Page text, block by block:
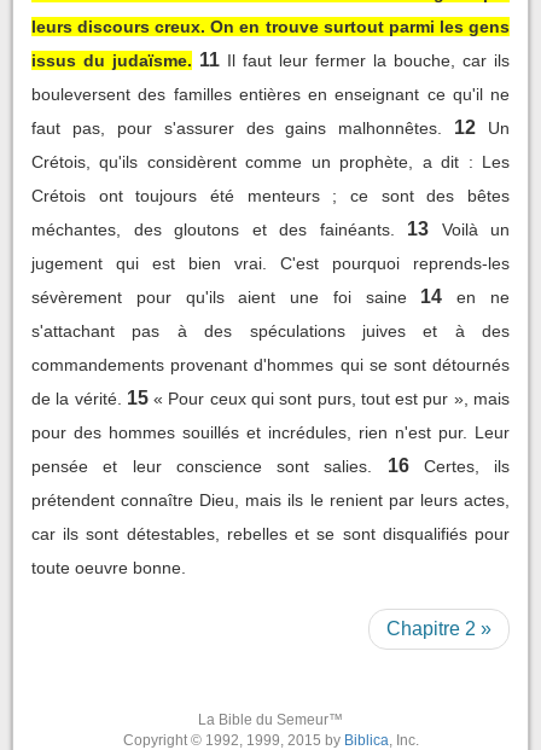
leurs discours creux. On en trouve surtout parmi les gens
issus du judaïsme. 11 Il faut leur fermer la bouche, car ils
bouleversent des familles entières en enseignant ce qu'il ne
faut pas, pour s'assurer des gains malhonnêtes.
12
Un
Crétois, qu'ils considèrent comme un prophète, a dit : Les
Crétois ont toujours été menteurs ; ce sont des bêtes
méchantes, des gloutons et des fainéants.
13
Voilà un
jugement qui est bien vrai. C'est pourquoi reprends-les
sévèrement pour qu'ils aient une foi saine
14
en ne
s'attachant pas à des spéculations juives et à des
commandements provenant d'hommes qui se sont détournés
de la vérité. 15 « Pour ceux qui sont purs, tout est pur », mais
pour des hommes souillés et incrédules, rien n'est pur. Leur
pensée et leur conscience sont salies.
16
Certes, ils
prétendent connaître Dieu, mais ils le renient par leurs actes,
car ils sont détestables, rebelles et se sont disqualifiés pour
toute oeuvre bonne.
Chapitre 2 »
La Bible du Semeur™
Copyright © 1992, 1999, 2015 by Biblica, Inc.